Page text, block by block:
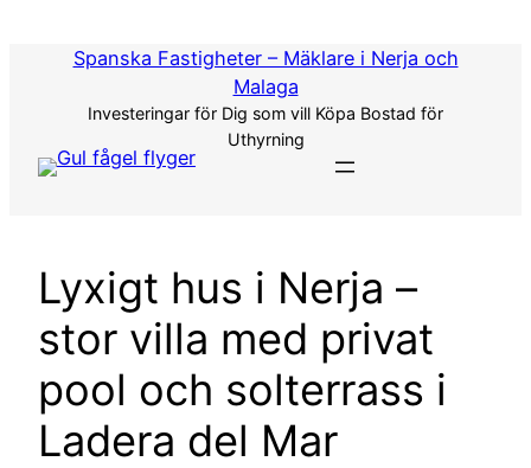
Spanska Fastigheter – Mäklare i Nerja och
Malaga
Investeringar för Dig som vill Köpa Bostad för
Uthyrning
Lyxigt hus i Nerja –
stor villa med privat
pool och solterrass i
Ladera del Mar